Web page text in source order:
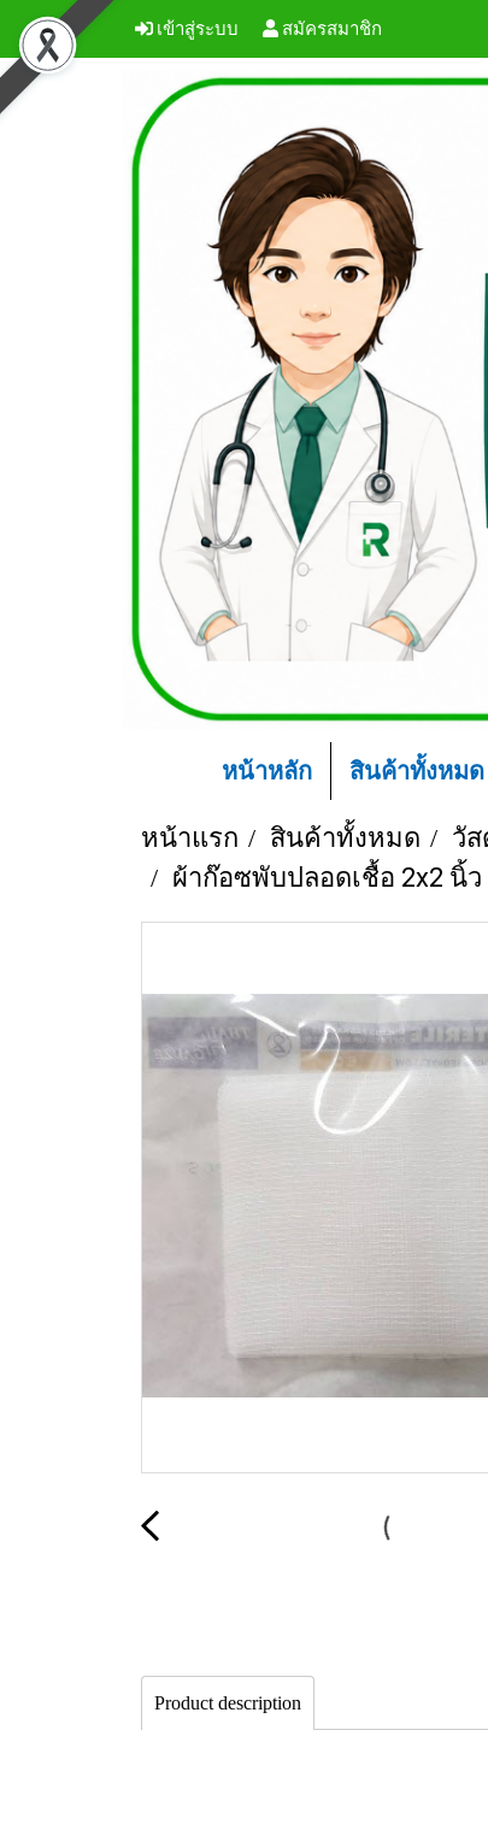
เข้าสู่ระบบ สมัครสมาชิก
หน้าหลัก สินค้าทั้งหมด
หน้าแรก สินค้าทั้งหมด วั
ผ้าก๊อซพับปลอดเชื้อ 2x2 นิ้
Product description